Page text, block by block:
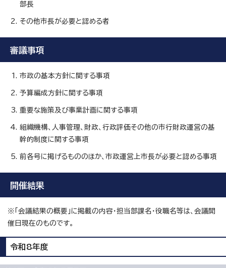
部長
その他市長が必要と認める者
審議事項
市政の基本方針に関する事項
予算編成方針に関する事項
重要な施策及び事業計画に関する事項
組織機構、人事管理、財政、行政評価その他の市行財政運営の基
幹的制度に関する事項
前各号に掲げるもののほか、市政運営上市長が必要と認める事項
開催結果
※「会議結果の概要」に掲載の内容・担当部課名・役職名等は、会議開
催日現在のものです。
令和8年度